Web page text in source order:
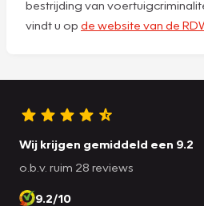
bestrijding van
vindt u op de website van de
Wij krijgen gemiddeld een 9.2
o.b.v. ruim 28 reviews
9.2/10